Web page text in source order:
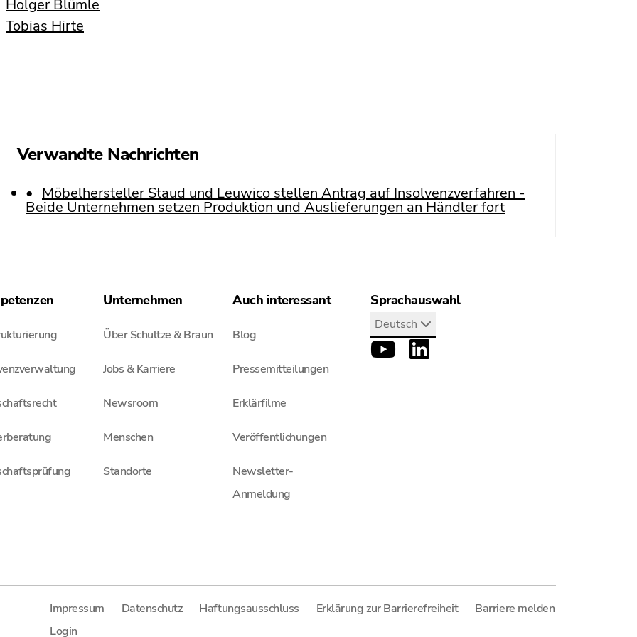
Holger Blümle
Tobias Hirte
Verwandte Nachrichten
Möbelhersteller Staud und Leuwico stellen Antrag auf Insolvenzverfahren -
Beide Unternehmen setzen Produktion und Auslieferungen an Händler fort
Unternehmen
Über Schultze & Braun
Jobs & Karriere
Newsroom
Menschen
Standorte
Auch interessant
Blog
Pressemitteilungen
Erklärfilme
Veröffentlichungen
Newsletter-
Anmeldung
Sprachauswahl
Deutsch
Impressum Datenschutz Haftungsausschluss Erklärung zur Barrierefreiheit
Barriere melden
Login